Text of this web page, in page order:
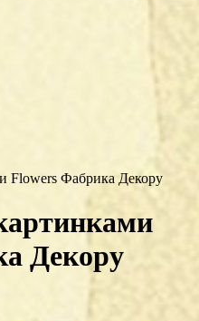
Flowers Фабрика Декору
Декору